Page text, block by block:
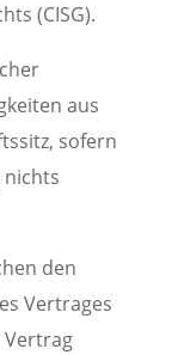
(CISG).
aus
sofern
nichts
den
Vertrages